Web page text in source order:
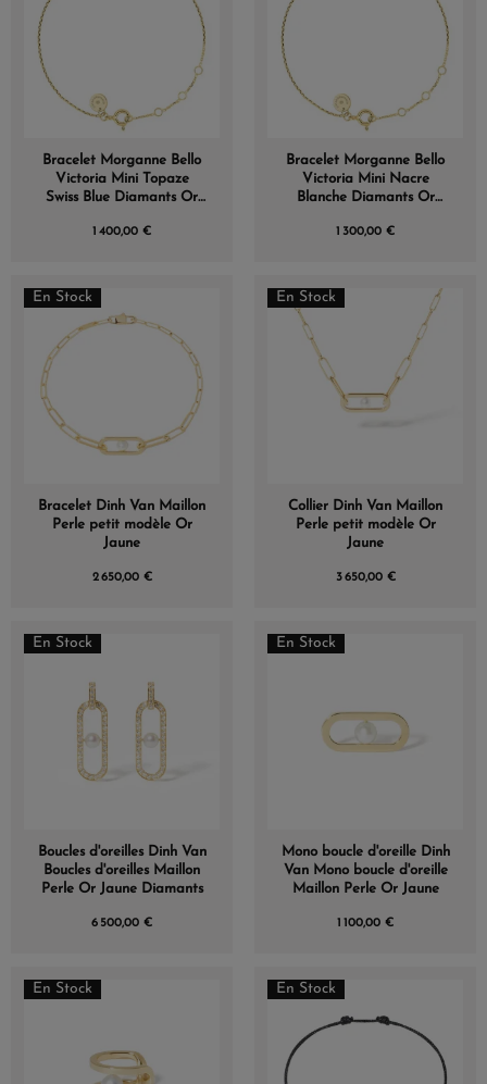
Bracelet Morganne Bello
Victoria Mini Topaze
Swiss Blue Diamants Or
1 400,00 €
Bracelet Morganne Bello
Victoria Mini Nacre
Blanche Diamants Or
1 300,00 €
En Stock
Bracelet Dinh Van Maillon
Perle petit modèle Or
Jaune
2 650,00 €
En Stock
Collier Dinh Van Maillon
Perle petit modèle Or
Jaune
3 650,00 €
En Stock
Boucles d'oreilles Dinh Van
Boucles d'oreilles Maillon
Perle Or Jaune Diamants
6 500,00 €
En Stock
Mono boucle d'oreille Dinh
Van Mono boucle d'oreille
Maillon Perle Or Jaune
1 100,00 €
En Stock En Stock